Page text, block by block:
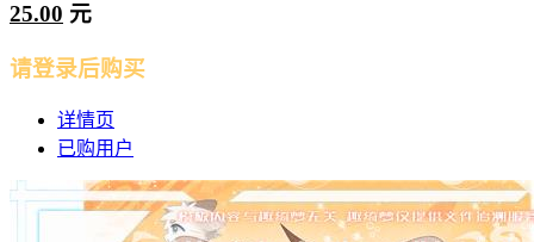
25.00 元
请登录后购买
详情页
已购用户